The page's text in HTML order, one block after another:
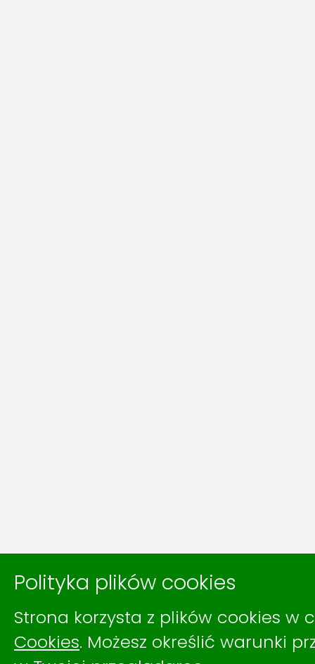
Polityka plików cookies
Strona korzysta z plików cookies w
Cookies. Możesz określić warunki